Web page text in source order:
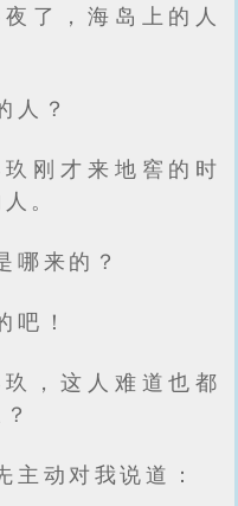
了，海岛上的人
人？
刚才来地窖的时
。
哪来的？
吧！
，这人难道也都
主动对我说道：